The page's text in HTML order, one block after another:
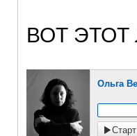
ВОТ ЭТОТ
Ольга
Старт